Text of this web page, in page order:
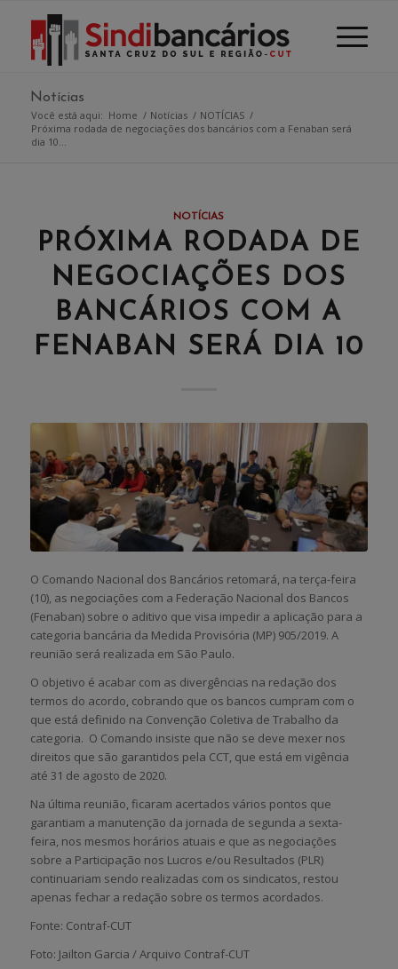
Notícias
Você está aqui: Home / Notícias / NOTÍCIAS /
Próxima rodada de negociações dos bancários com a Fenaban será
dia 10...
NOTÍCIAS
PRÓXIMA RODADA DE
NEGOCIAÇÕES DOS
BANCÁRIOS COM A
FENABAN SERÁ DIA 10
O Comando Nacional dos Bancários retomará, na terça-feira
(10), as negociações com a Federação Nacional dos Bancos
(Fenaban) sobre o aditivo que visa impedir a aplicação para a
categoria bancária da Medida Provisória (MP) 905/2019. A
reunião será realizada em São Paulo.
O objetivo é acabar com as divergências na redação dos
termos do acordo, cobrando que os bancos cumpram com o
que está definido na Convenção Coletiva de Trabalho da
categoria. O Comando insiste que não se deve mexer nos
direitos que são garantidos pela CCT, que está em vigência
até 31 de agosto de 2020.
Na última reunião, ficaram acertados vários pontos que
garantiam a manutenção da jornada de segunda a sexta-
feira, nos mesmos horários atuais e que as negociações
sobre a Participação nos Lucros e/ou Resultados (PLR)
continuariam sendo realizadas com os sindicatos, restou
apenas fechar a redação sobre os termos acordados.
Fonte: Contraf-CUT
Foto: Jailton Garcia / Arquivo Contraf-CUT